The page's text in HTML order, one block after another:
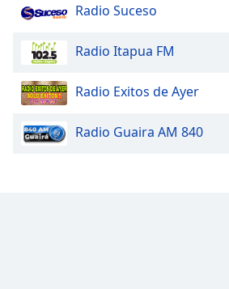
Modal
Dialog
End
dialog
Radio Suceso
Radio Itapua FM
Radio Exitos de Ayer
Radio Guaira AM 840